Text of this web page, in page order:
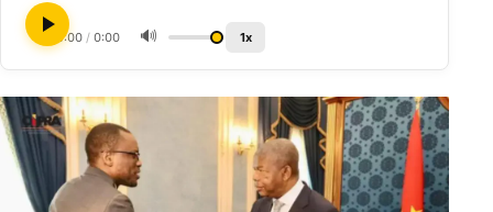
0:00 / 0:00 🔊 1x